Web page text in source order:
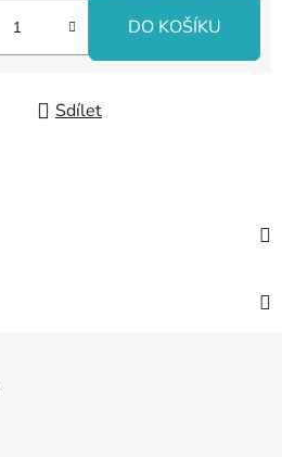
DO KOŠÍKU
Sdílet